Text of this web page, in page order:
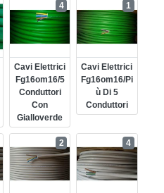
Cavi Elettrici
Fg16om16/5
Conduttori
Con
Gialloverde
4
Cavi Elettrici
Fg16om16/pi
Ù Di 5
Conduttori
1
2 4